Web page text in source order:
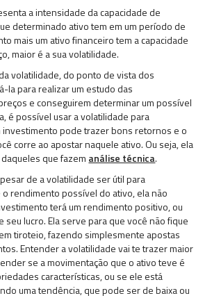
a intensidade da capacidade de
determinado ativo tem em um período de
mais um ativo financeiro tem a capacidade
maior é a sua volatilidade.
volatilidade, do ponto de vista dos
la para realizar um estudo das
e conseguirem determinar um possível
é possível usar a volatilidade para
pode trazer bons retornos e o
corre ao apostar naquele ativo. Ou seja, ela
que fazem análise técnica.
de a volatilidade ser útil para
rendimento possível do ativo, ela não
terá um rendimento positivo, ou
seu lucro. Ela serve para que você não fique
tiroteio, fazendo simplesmente apostas
Entender a volatilidade vai te trazer maior
se a movimentação que o ativo teve é
características, ou se ele está
uma tendência, que pode ser de baixa ou